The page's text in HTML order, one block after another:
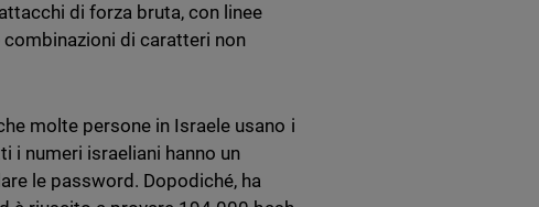
di forza bruta, con linee
di caratteri non
molte persone in Israele usano i
i numeri israeliani hanno un
le password. Dopodiché, ha